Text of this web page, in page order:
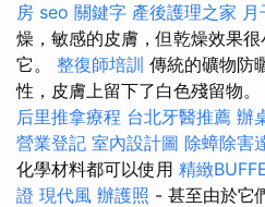
房 seo 關鍵字 產後護理之家 月
燥，敏感的皮膚，但乾燥效果
它。 整復師培訓 傳統的礦物防
性，皮膚上留下了白色殘留物。
后里推拿療程 台北牙醫推薦 辦
營業登記 室內設計圖 除蟑除害
化學材料都可以使用 精緻
證 現代風 辦護照 - 甚至由於它